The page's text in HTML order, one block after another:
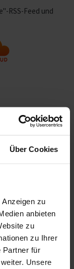
Über Cookies
zu
anbieten
zu
zu Ihrer
Partner für
Unsere
RSS-Feed und